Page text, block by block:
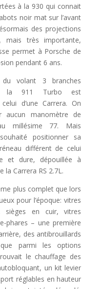
à la 930 qui connait
noir mat sur l’avant
des projections
mais très importante,
permet à Porsche de
pendant 6 ans.
du volant 3 branches
la 911 Turbo est
d’une Carrera. On
aucun manomètre de
millésime 77. Mais
positionner sa
différent de celui
et dure, dépouillée à
la Carrera RS 2.7L.
plus complet que lors
pour l’époque: vitres
sièges en cuir, vitres
phares – une première
des antibrouillards
parmi les options
le chauffage des
un kit levier
réglables en hauteur